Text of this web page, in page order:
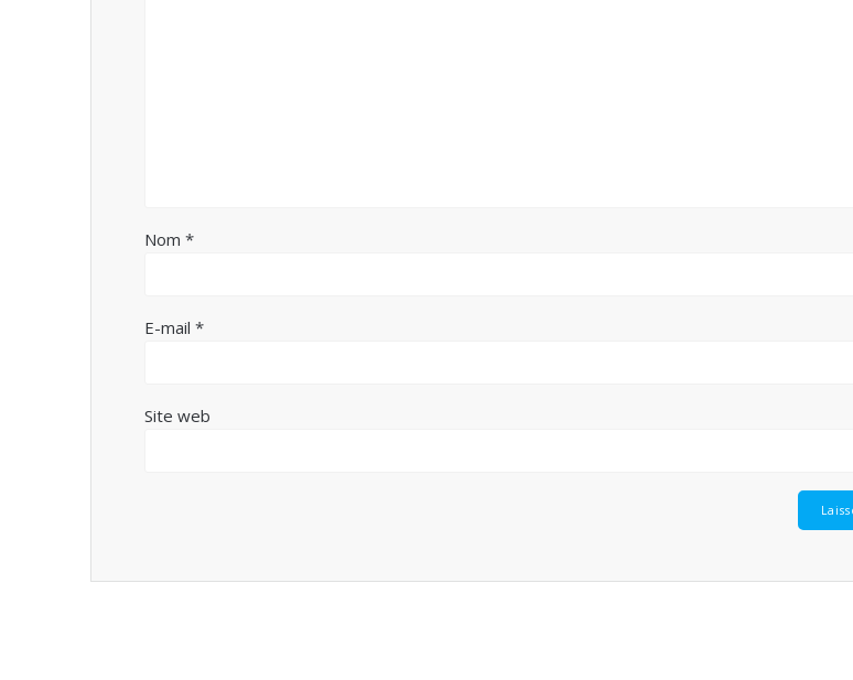
Nom*
E-mail*
Site web